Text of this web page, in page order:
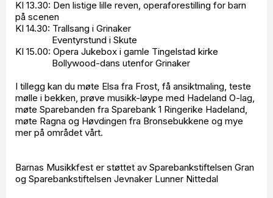
Kl 13.30: Den listige lille reven, operaforestilling for barn
på scenen
Kl 14.30: Trallsang i Grinaker
Eventyrstund i Skute
Kl 15.00: Opera Jukebox i gamle Tingelstad kirke
Bollywood-dans utenfor Grinaker
I tillegg kan du møte Elsa fra Frost, få ansiktmaling, teste
mølle i bekken, prøve musikk-løype med Hadeland O-lag,
møte Sparebanden fra Sparebank 1 Ringerike Hadeland,
møte Ragna og Høvdingen fra Bronsebukkene og mye
mer på området vårt.
Barnas Musikkfest er støttet av Sparebankstiftelsen Gran
og Sparebankstiftelsen Jevnaker Lunner Nittedal